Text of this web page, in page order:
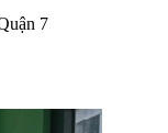
7